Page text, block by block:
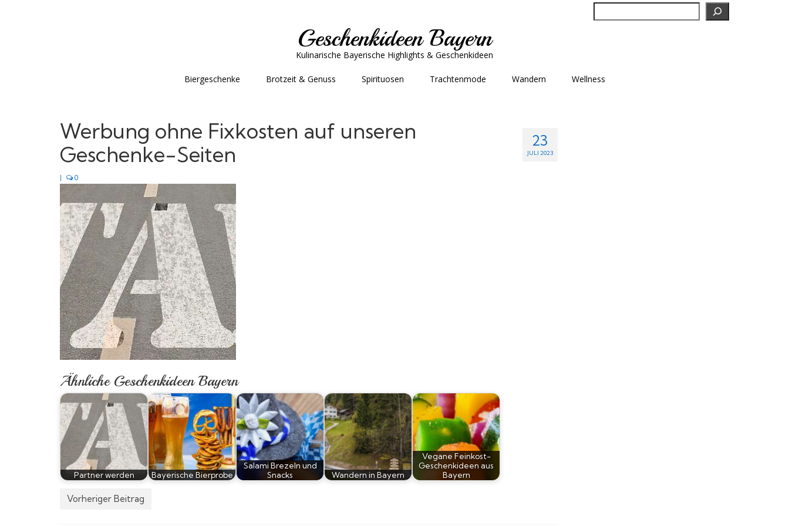
Suchen
Geschenkideen Bayern
Kulinarische Bayerische Highlights & Geschenkideen
Biergeschenke Brotzeit & Genuss Spirituosen Trachtenmode Wandern Wellness
23
JULI 2023
Werbung ohne Fixkosten auf unseren
Geschenke-Seiten
0
Ähnliche Geschenkideen Bayern
Partner werden Bayerische Bierprobe
Salami Brezeln und
Snacks
Wandern in Bayern
Vegane Feinkost-
Geschenkideen aus
Bayern
Vorheriger Beitrag